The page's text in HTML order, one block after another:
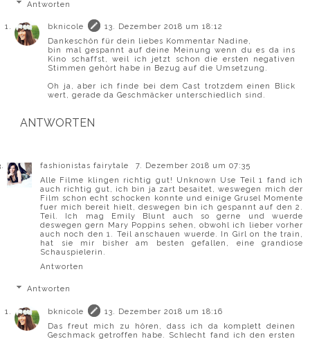
Antworten
bknicole
13. Dezember 2018 um 18:12
Dankeschön für dein liebes Kommentar Nadine,
bin mal gespannt auf deine Meinung wenn du es da ins
Kino schaffst, weil ich jetzt schon die ersten negativen
Stimmen gehört habe in Bezug auf die Umsetzung.
Oh ja, aber ich finde bei dem Cast trotzdem einen Blick
wert, gerade da Geschmäcker unterschiedlich sind.
ANTWORTEN
fashionistas fairytale
7. Dezember 2018 um 07:35
Alle Filme klingen richtig gut! Unknown Use Teil 1 fand ich
auch richtig gut, ich bin ja zart besaitet, weswegen mich der
Film schon echt schocken konnte und einige Grusel Momente
fuer mich bereit hielt, deswegen bin ich gespannt auf den 2.
Teil. Ich mag Emily Blunt auch so gerne und wuerde
deswegen gern Mary Poppins sehen, obwohl ich lieber vorher
auch noch den 1. Teil anschauen wuerde. In Girl on the train,
hat sie mir bisher am besten gefallen, eine grandiose
Schauspielerin.
Antworten
Antworten
bknicole
13. Dezember 2018 um 18:16
Das freut mich zu hören, dass ich da komplett deinen
Geschmack getroffen habe. Schlecht fand ich den ersten